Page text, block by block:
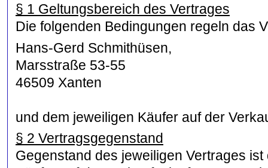
§ 1 Geltungsbereich des Vertrages
Die folgenden Bedingungen regeln das
Hans-Gerd Schmithüsen,
Marsstraße 53-55
46509 Xanten
und dem jeweiligen Käufer auf der
§ 2 Vertragsgegenstand
Gegenstand des jeweiligen Vertrages